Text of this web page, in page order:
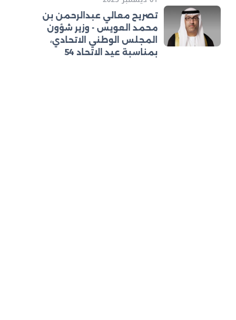
تصريح معالي عبدالرحمن بن
محمد العويس - وزير شؤون
المجلس الوطني الاتحادي،
بمناسبة عيد الاتحاد 54